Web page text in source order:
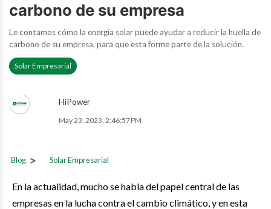
carbono de su empresa
Le contamos cómo la energía solar puede ayudar a reducir la huella de
carbono de su empresa, para que esta forme parte de la solución.
Solar Empresarial
HiPower
May 23, 2023, 2:46:57 PM
Blog Solar Empresarial
En la actualidad, mucho se habla del papel central de las
empresas en la lucha contra el cambio climático, y en esta